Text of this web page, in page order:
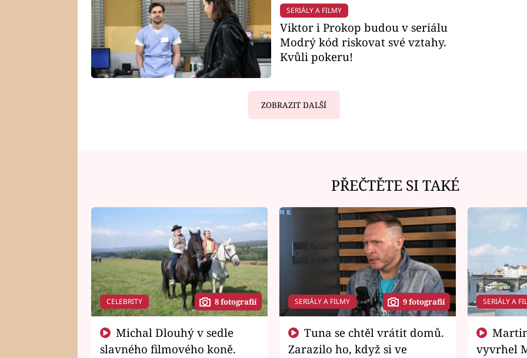
SERIÁLY A FILMY
Viktor i Prokop budou v seriálu
Modrý kód riskovat své vztahy.
Kvůli pokeru!
ZOBRAZIT DALŠÍ
PŘEČTĚTE SI TAKÉ
CELEBRITY 8 fotografií
slavného filmového koně.
SERIÁLY A FILMY 9 fotografií
Zarazilo ho, když si ve
SERIÁLY A
vyvrhel